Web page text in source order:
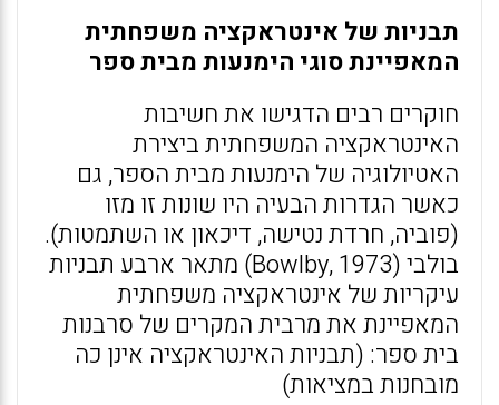
תבניות של אינטראקציה משפחתית
המאפיינת סוגי הימנעות מבית ספר
חוקרים רבים הדגישו את חשיבות
האינטראקציה המשפחתית ביצירת
האטיולוגיה של הימנעות מבית הספר, גם
כאשר הגדרות הבעיה היו שונות זו מזו
(פוביה, חרדת נטישה, דיכאון או השתמטות).
בולבי (Bowlby, 1973) מתאר ארבע תבניות
עיקריות של אינטראקציה משפחתית
המאפיינת את מרבית המקרים של סרבנות
בית ספר: (תבניות האינטראקציה אינן כה
מובחנות במציאות)